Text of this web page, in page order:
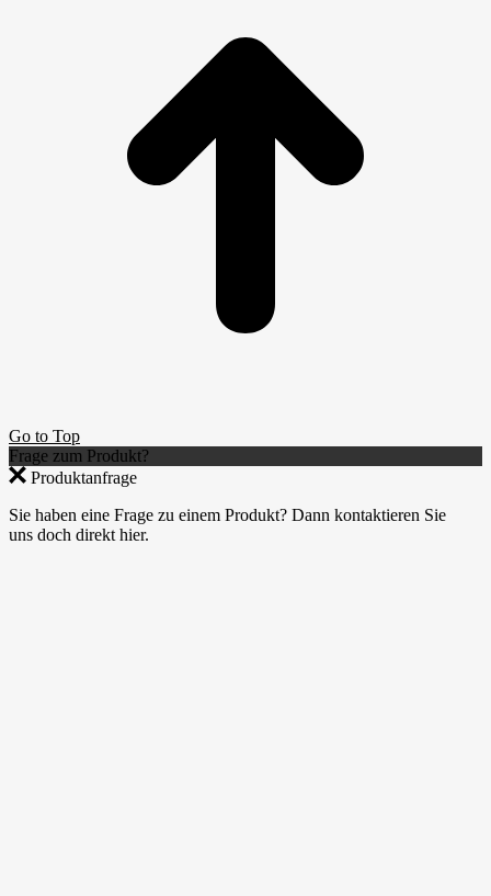
Go to Top
Frage zum Produkt?
Produktanfrage
Sie haben eine Frage zu einem Produkt? Dann kontaktieren Sie
uns doch direkt hier.